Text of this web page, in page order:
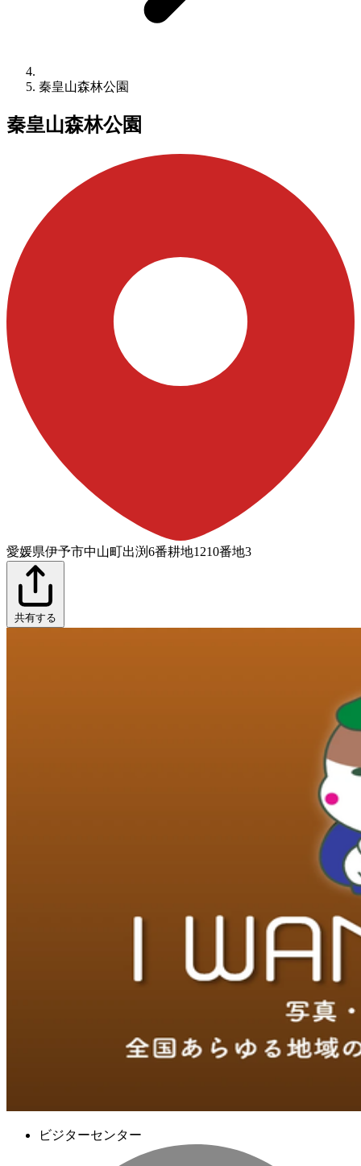
秦皇山森林公園
秦皇山森林公園
愛媛県伊予市中山町出渕6番耕地1210番地3
共有する
ビジターセンター